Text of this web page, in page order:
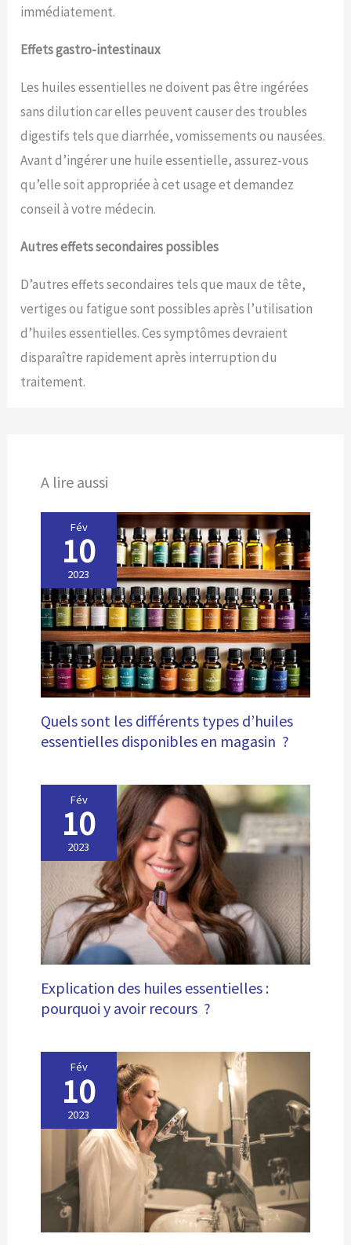
immédiatement.
Effets gastro-intestinaux
Les huiles essentielles ne doivent pas être ingérées
sans dilution car elles peuvent causer des troubles
digestifs tels que diarrhée, vomissements ou nausées.
Avant d’ingérer une huile essentielle, assurez-vous
qu’elle soit appropriée à cet usage et demandez
conseil à votre médecin.
Autres effets secondaires possibles
D’autres effets secondaires tels que maux de tête,
vertiges ou fatigue sont possibles après l’utilisation
d’huiles essentielles. Ces symptômes devraient
disparaître rapidement après interruption du
traitement.
A lire aussi
Fév
10
2023
Quels sont les différents types d’huiles
essentielles disponibles en magasin ?
Fév
10
2023
Explication des huiles essentielles :
pourquoi y avoir recours ?
Fév
10
2023